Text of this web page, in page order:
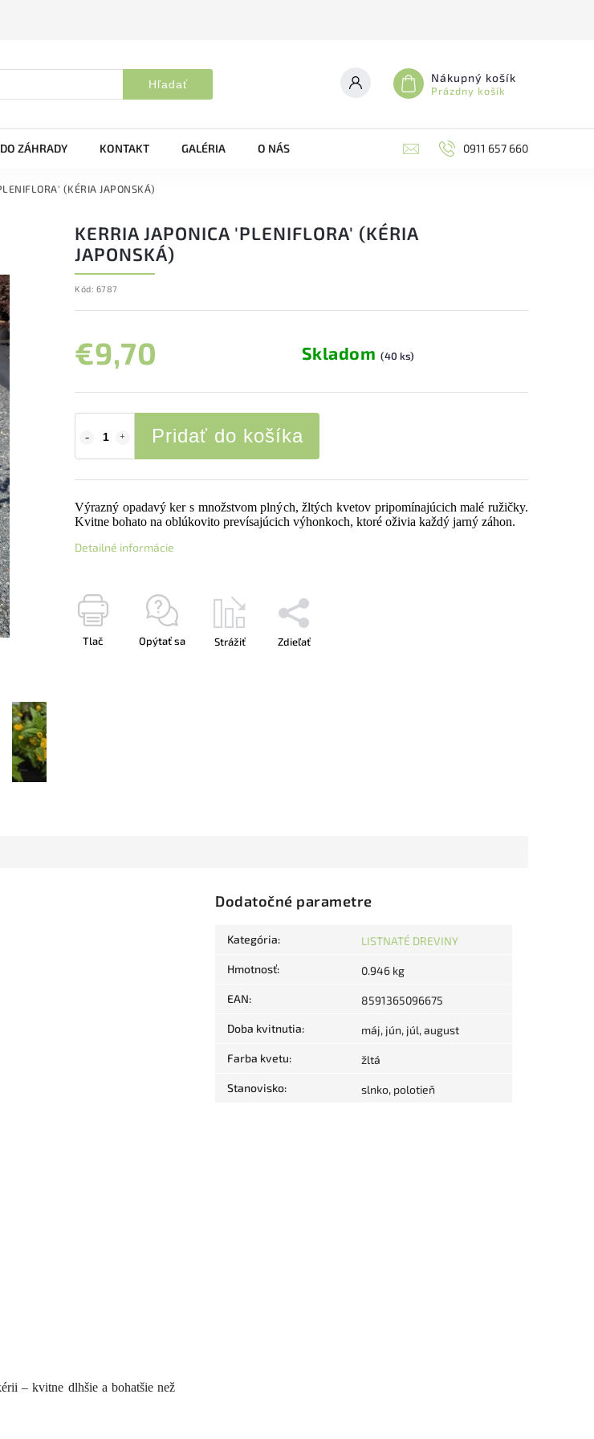
Hľadať Nákupný košík
Prázdny košík
ZÁHRADY KONTAKT GALÉRIA O NÁS 0911 657 660
(KÉRIA JAPONSKÁ)
KERRIA JAPONICA 'PLENIFLORA' (KÉRIA
JAPONSKÁ)
Kód: 6787
€9,70 Skladom (40 ks)
Pridať do košíka
Výrazný opadavý ker s množstvom plných, žltých kvetov pripomínajúcich malé ružičky.
Kvitne bohato na oblúkovito prevísajúcich výhonkoch, ktoré oživia každý jarný záhon.
Detailné informácie
Tlač Opýtať sa Strážiť Zdieľať
– kvitne dlhšie a bohatšie než
Dodatočné parametre
Kategória: LISTNATÉ DREVINY
Hmotnosť: 0.946 kg
EAN: 8591365096675
Doba kvitnutia: máj, jún, júl, august
Farba kvetu: žltá
Stanovisko: slnko, polotieň